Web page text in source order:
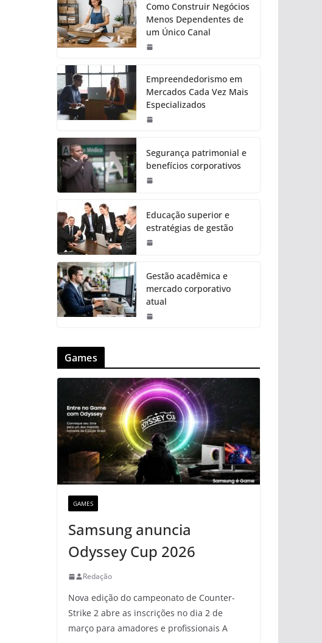
Como Construir Negócios
Menos Dependentes de
um Único Canal
Empreendedorismo em
Mercados Cada Vez Mais
Especializados
Segurança patrimonial e
benefícios corporativos
Educação superior e
estratégias de gestão
Gestão acadêmica e
mercado corporativo
atual
Games
GAMES
Samsung anuncia
Odyssey Cup 2026
Redação
Nova edição do campeonato de Counter-
Strike 2 abre as inscrições no dia 2 de
março para amadores e profissionais A